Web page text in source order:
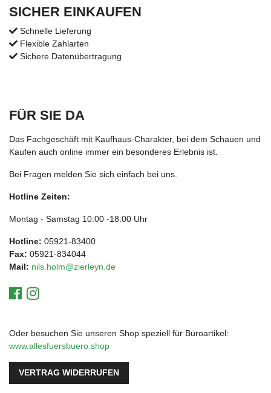
SICHER EINKAUFEN
Schnelle Lieferung
Flexible Zahlarten
Sichere Datenübertragung
FÜR SIE DA
Das Fachgeschäft mit Kaufhaus-Charakter, bei dem Schauen und
Kaufen auch online immer ein besonderes Erlebnis ist.
Bei Fragen melden Sie sich einfach bei uns.
Hotline Zeiten:
Montag - Samstag 10:00 -18:00 Uhr
Hotline: 05921-83400
Fax: 05921-834044
Mail: nils.holm@zierleyn.de
Oder besuchen Sie unseren Shop speziell für Büroartikel:
www.allesfuersbuero.shop
VERTRAG WIDERRUFEN